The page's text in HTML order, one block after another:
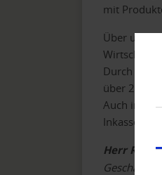
mit
Über
Durch die
über 24
Auch im
Herr